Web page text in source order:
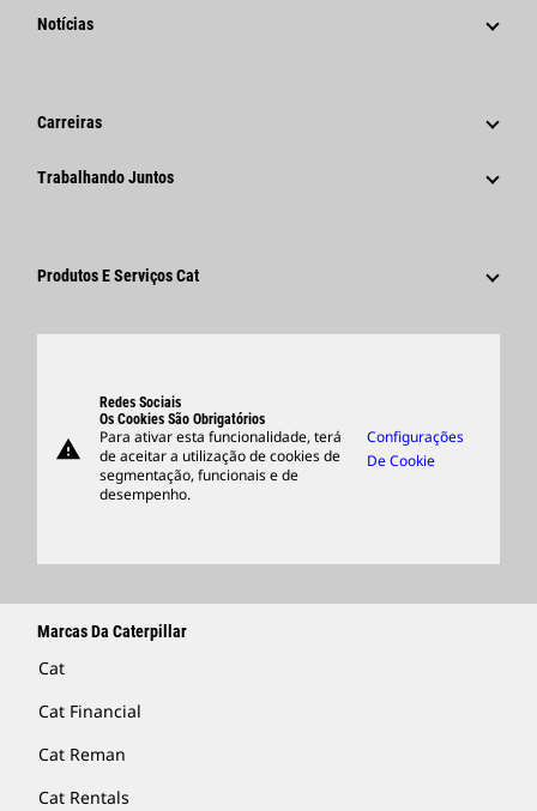
Estratégia
Código De Conduta
Inovação
Notícias
Comunicados À Imprensa Corporativos
Carreiras
Por Que A Caterpillar?
Trabalhando Juntos
Fornecedores
Produtos E Serviços Cat
Suporte
Merchandise
Encontrar Um Revendedor
warning
Redes Sociais
Os Cookies São Obrigatórios
Para ativar esta funcionalidade, terá
de aceitar a utilização de cookies de
segmentação, funcionais e de
desempenho.
Configurações
De Cookie
Marcas Da Caterpillar
Cat
Cat Financial
Cat Reman
Cat Rentals